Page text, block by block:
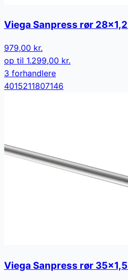
Viega Sanpress rør
979,00 kr.
op til 1.299,00 kr.
3 forhandlere
4015211807146
Viega Sanpress rør